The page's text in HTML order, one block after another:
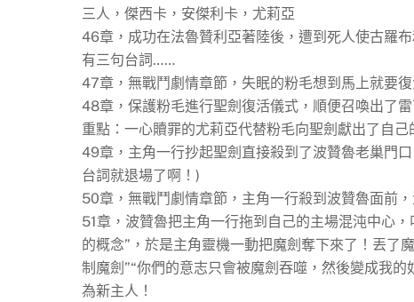
三人，傑西卡，安傑利卡，尤莉亞
46章，成功在法魯贊利亞著陸後，遭到死人使古羅
有三句台詞……
47章，無戰鬥劇情章節，失眠的粉毛想到馬上就要
48章，保護粉毛進行聖劍復活儀式，順便召喚出了
重點：一心贖罪的尤莉亞代替粉毛向聖劍獻出了自己
49章，主角一行抄起聖劍直接殺到了波贊魯老巢門
台詞就退場了啊！)
50章，無戰鬥劇情章節，主角一行殺到波贊魯面前
51章，波贊魯把主角一行拖到自己的主場混沌中心
的概念”，於是主角靈機一動把魔劍奪下來了！丟了
制魔劍”“你們的意志只會被魔劍吞噬，然後變成我
為新主人！